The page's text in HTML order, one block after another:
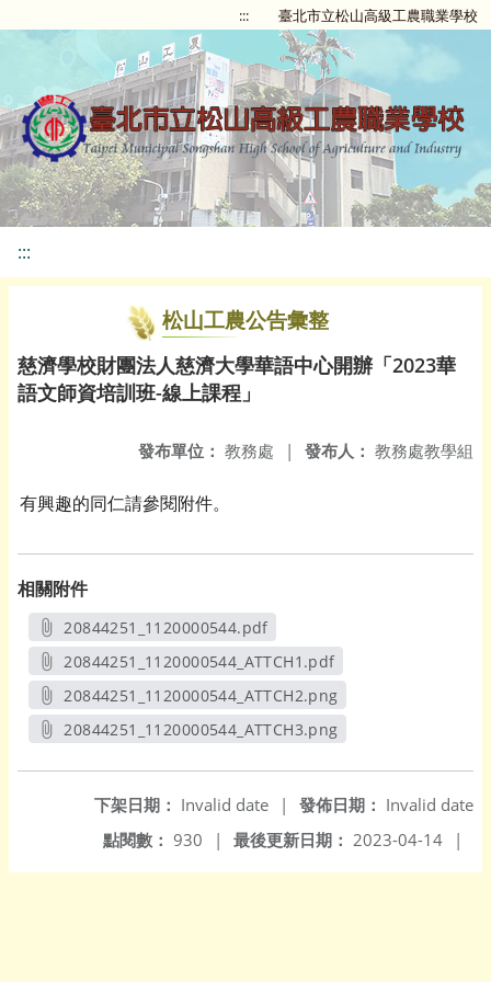
::: 臺北市立松山高級工農職業學校
:::
松山工農公告彙整
慈濟學校財團法人慈濟大學華語中心開辦「2023華
語文師資培訓班-線上課程」
發布人： 教務處教學組
發布單位： 教務處 |
有興趣的同仁請參閱附件。
相關附件
20844251_1120000544.pdf
另開新視窗
20844251_1120000544_ATTCH1.pdf
另開新視窗
20844251_1120000544_ATTCH2.png
另開新視窗
20844251_1120000544_ATTCH3.png
發佈日期： Invalid date
下架日期： Invalid date
|
最後更新日期： 2023-04-14 |
點閱數： 930 |